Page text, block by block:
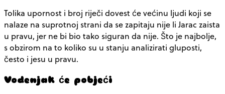
Tolika upornost i broj riječi dovest će većinu ljudi koji se
nalaze na suprotnoj strani da se zapitaju nije li Jarac zaista
u pravu, jer ne bi bio tako siguran da nije. Što je najbolje,
s obzirom na to koliko su u stanju analizirati gluposti,
često i jesu u pravu.
Vodenjak će pobjeći